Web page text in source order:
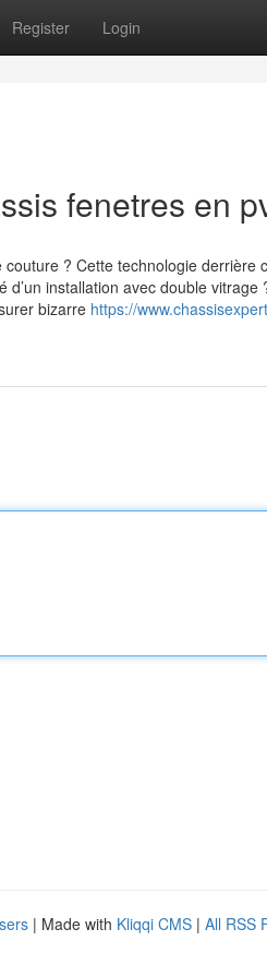
Register Login
fenetres en
? Cette technologie derrière
installation avec double vitrage
bizarre https://
| Made with Kliqqi CMS | All RSS